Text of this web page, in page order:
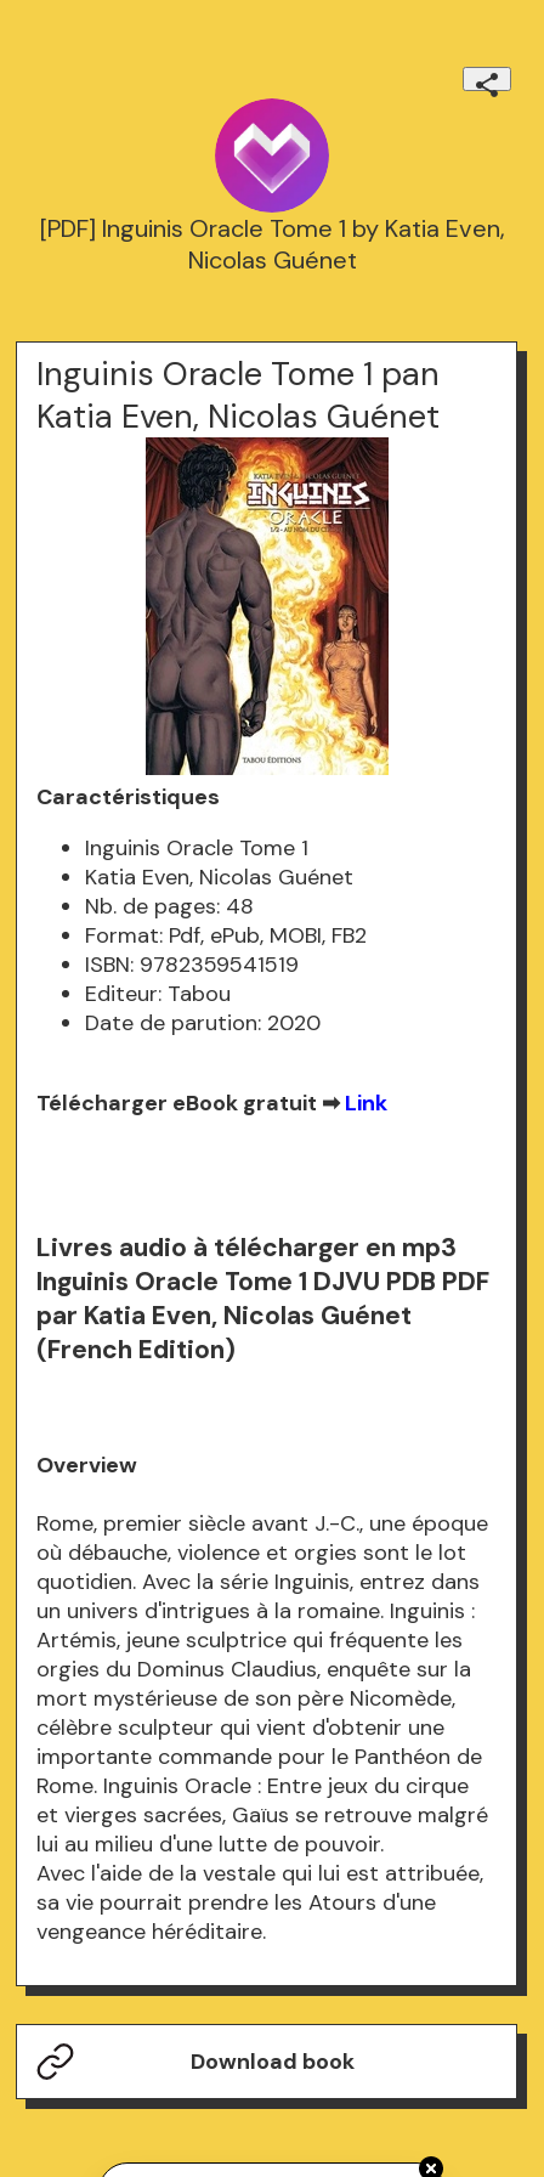
[PDF] Inguinis Oracle Tome 1 by Katia Even,
Nicolas Guénet
Inguinis Oracle Tome 1 pan
Katia Even, Nicolas Guénet
Caractéristiques
Inguinis Oracle Tome 1
Katia Even, Nicolas Guénet
Nb. de pages: 48
Format: Pdf, ePub, MOBI, FB2
ISBN: 9782359541519
Editeur: Tabou
Date de parution: 2020
Télécharger eBook gratuit ➡Link
Livres audio à télécharger en mp3
Inguinis Oracle Tome 1 DJVU PDB PDF
par Katia Even, Nicolas Guénet
(French Edition)
Overview
Rome, premier siècle avant J.-C., une époque
où débauche, violence et orgies sont le lot
quotidien. Avec la série Inguinis, entrez dans
un univers d'intrigues à la romaine. Inguinis :
Artémis, jeune sculptrice qui fréquente les
orgies du Dominus Claudius, enquête sur la
mort mystérieuse de son père Nicomède,
célèbre sculpteur qui vient d'obtenir une
importante commande pour le Panthéon de
Rome. Inguinis Oracle : Entre jeux du cirque
et vierges sacrées, Gaïus se retrouve malgré
lui au milieu d'une lutte de pouvoir.
Avec l'aide de la vestale qui lui est attribuée,
sa vie pourrait prendre les Atours d'une
vengeance héréditaire.
Download book